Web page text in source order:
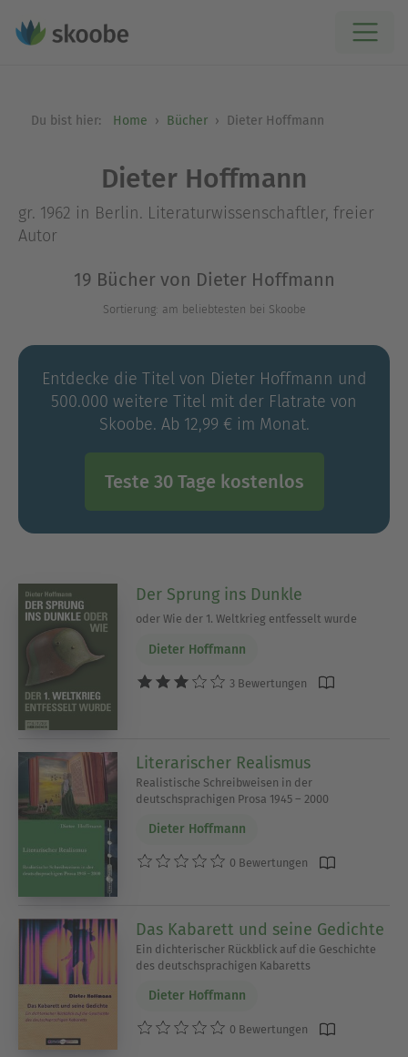
Du bist hier: Home Bücher Dieter Hoffmann
Dieter Hoffmann
gr. 1962 in Berlin. Literaturwissenschaftler, freier
Autor
19 Bücher von Dieter Hoffmann
Sortierung: am beliebtesten bei Skoobe
Entdecke die Titel von Dieter Hoffmann und
500.000 weitere Titel mit der Flatrate von
Skoobe. Ab 12,99 € im Monat.
Teste 30 Tage kostenlos
Der Sprung ins Dunkle
oder Wie der 1. Weltkrieg entfesselt wurde
Dieter Hoffmann
3 Bewertungen
Literarischer Realismus
Realistische Schreibweisen in der
deutschsprachigen Prosa 1945 – 2000
Dieter Hoffmann
0 Bewertungen
Das Kabarett und seine Gedichte
Ein dichterischer Rückblick auf die Geschichte
des deutschsprachigen Kabaretts
Dieter Hoffmann
0 Bewertungen